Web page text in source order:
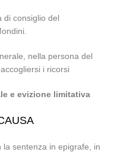
di consiglio del
nella persona del
i ricorsi
e evizione limitativa
la sentenza in epigrafe, in